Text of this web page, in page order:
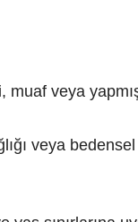
veya
veya